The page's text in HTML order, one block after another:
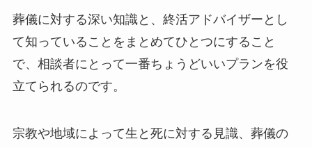
葬儀に対する深い知識と、終活アドバイザーとし
て知っていることをまとめてひとつにすること
で、相談者にとって一番ちょうどいいプランを役
立てられるのです。
宗教や地域によって生と死に対する見識、葬儀の